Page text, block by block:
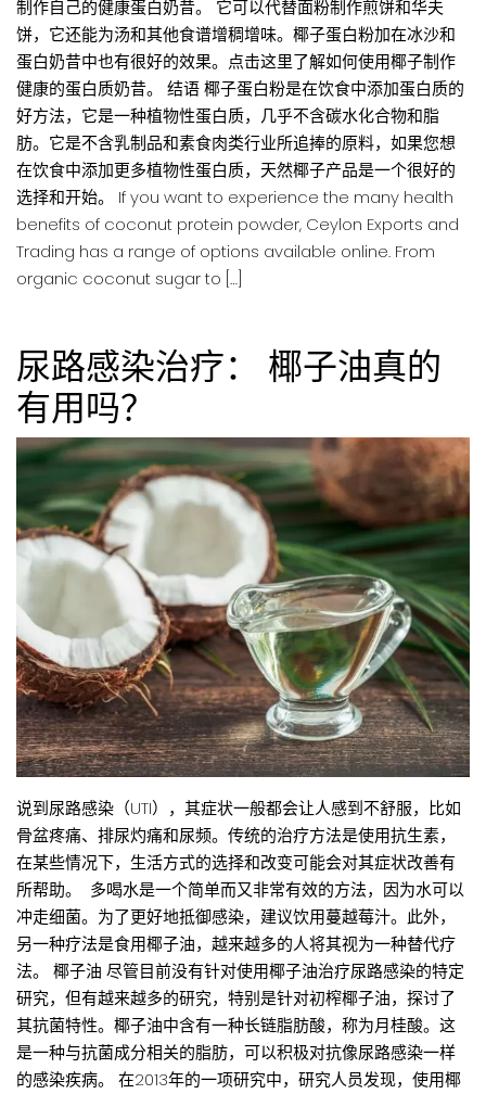
制作自己的健康蛋白奶昔。 它可以代替面粉制作煎饼和华夫
饼，它还能为汤和其他食谱增稠增味。椰子蛋白粉加在冰沙和
蛋白奶昔中也有很好的效果。点击这里了解如何使用椰子制作
健康的蛋白质奶昔。 结语 椰子蛋白粉是在饮食中添加蛋白质的
好方法，它是一种植物性蛋白质，几乎不含碳水化合物和脂
肪。它是不含乳制品和素食肉类行业所追捧的原料，如果您想
在饮食中添加更多植物性蛋白质，天然椰子产品是一个很好的
选择和开始。 If you want to experience the many health
benefits of coconut protein powder, Ceylon Exports and
Trading has a range of options available online. From
organic coconut sugar to […]
尿路感染治疗： 椰子油真的
有用吗？
说到尿路感染（UTI），其症状一般都会让人感到不舒服，比如
骨盆疼痛、排尿灼痛和尿频。传统的治疗方法是使用抗生素，
在某些情况下，生活方式的选择和改变可能会对其症状改善有
所帮助。 多喝水是一个简单而又非常有效的方法，因为水可以
冲走细菌。为了更好地抵御感染，建议饮用蔓越莓汁。此外，
另一种疗法是食用椰子油，越来越多的人将其视为一种替代疗
法。 椰子油 尽管目前没有针对使用椰子油治疗尿路感染的特定
研究，但有越来越多的研究，特别是针对初榨椰子油，探讨了
其抗菌特性。椰子油中含有一种长链脂肪酸，称为月桂酸。这
是一种与抗菌成分相关的脂肪，可以积极对抗像尿路感染一样
的感染疾病。 在2013年的一项研究中，研究人员发现，使用椰